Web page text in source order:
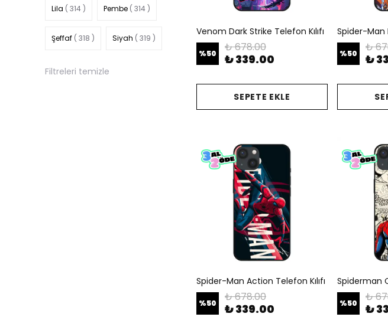
Lila ( 314 ) Pembe ( 314 )
Şeffaf ( 318 ) Siyah ( 319 )
Filtreleri temizle
Venom Dark Strike Telefon Kılıfı
%50 ₺ 678.00
₺ 339.00
SEPETE EKLE
%50 ₺
₺
Spider-Man Action Telefon Kılıfı
%50 ₺ 678.00
₺ 339.00 %50 ₺
₺